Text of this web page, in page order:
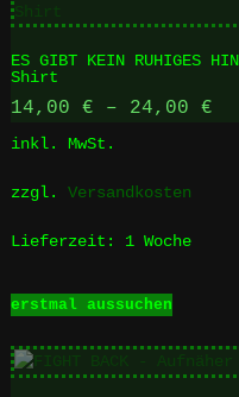
ES GIBT KEIN RUHIGES
Shirt
14,00 € – 24,00 €
inkl. MwSt.
zzgl. Versandkosten
Lieferzeit: 1 Woche
erstmal aussuchen
Dieses
Produkt
mehrere